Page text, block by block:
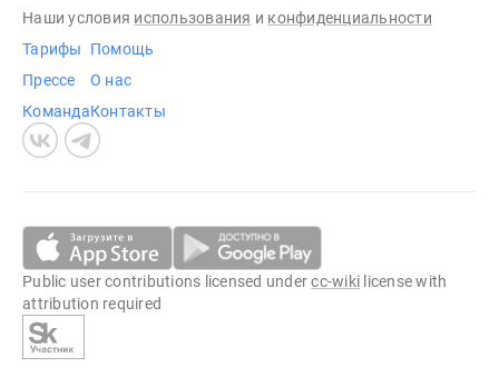
Наши условия использования и конфиденциальности
Тарифы
Прессе
Команда
Помощь
О нас
Контакты
Public user contributions licensed undercc-wiki license with
attribution required